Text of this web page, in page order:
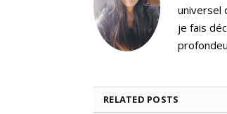
universel
je fais
RELATED POSTS